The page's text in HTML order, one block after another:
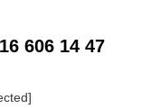
606 14 47